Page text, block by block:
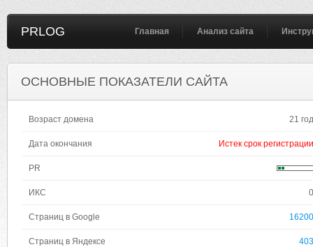
PRLOG Главная Анализ сайта
ОСНОВНЫЕ ПОКАЗАТЕЛИ САЙТА
Возраст домена 21 год
Дата окончания Истек срок регистрации
PR
ИКС 0
Страниц в Google 16200
Страниц в Яндексе 403